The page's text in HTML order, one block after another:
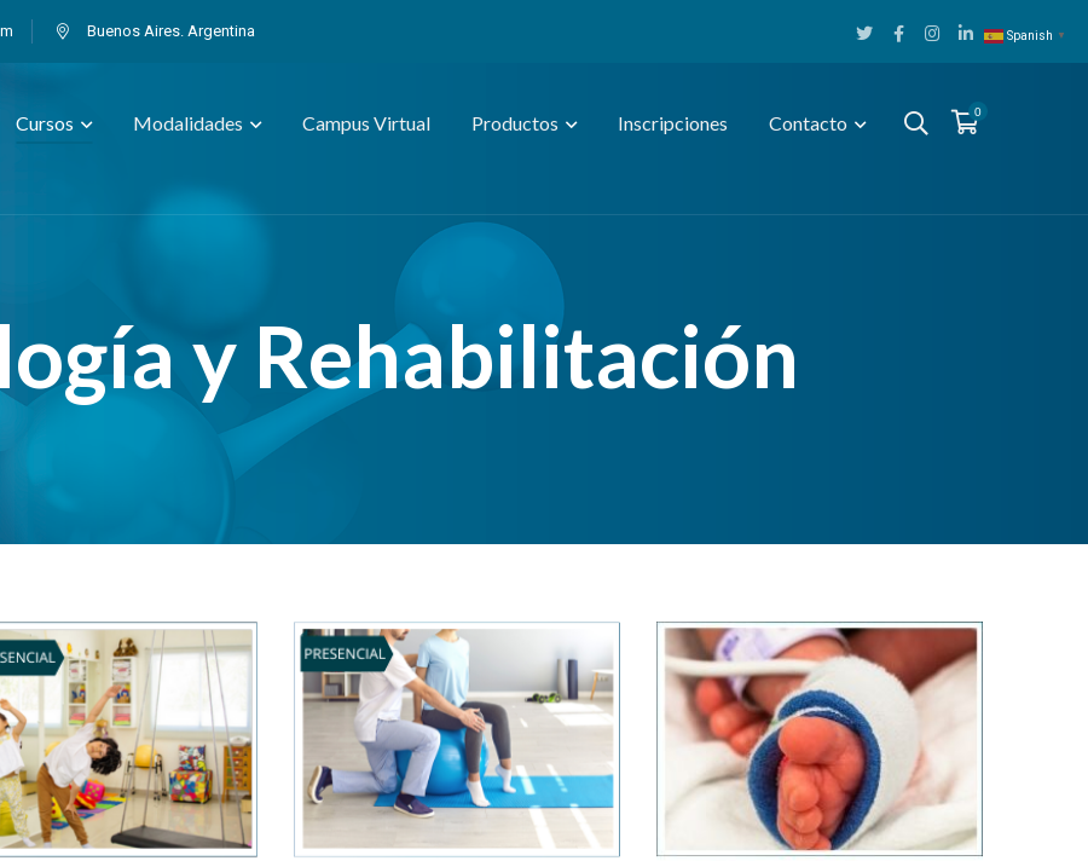
Buenos Aires. Argentina
TwitterFacebookInstagram
LinkedIn
0
Cursos Modalidades Campus Virtual Productos Inscripciones Contacto
y Rehabilitación
Spanish ▼